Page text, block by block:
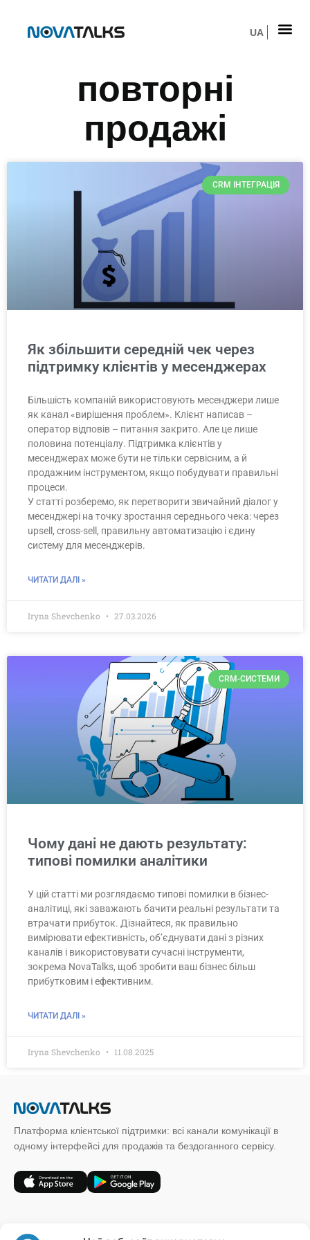
UA
повторні
продажі
CRM ІНТЕГРАЦІЯ
Як збільшити середній чек через
підтримку клієнтів у месенджерах
Більшість компаній використовують месенджери лише
як канал «вирішення проблем». Клієнт написав –
оператор відповів – питання закрито. Але це лише
половина потенціалу. Підтримка клієнтів у
месенджерах може бути не тільки сервісним, а й
продажним інструментом, якщо побудувати правильні
процеси.
У статті розберемо, як перетворити звичайний діалог у
месенджері на точку зростання середнього чека: через
upsell, cross-sell, правильну автоматизацію і єдину
систему для месенджерів.
ЧИТАТИ ДАЛІ »
Iryna Shevchenko 27.03.2026
CRM-СИСТЕМИ
Чому дані не дають результату:
типові помилки аналітики
У цій статті ми розглядаємо типові помилки в бізнес-
аналітиці, які заважають бачити реальні результати та
втрачати прибуток. Дізнайтеся, як правильно
вимірювати ефективність, об’єднувати дані з різних
каналів і використовувати сучасні інструменти,
зокрема NovaTalks, щоб зробити ваш бізнес більш
прибутковим і ефективним.
ЧИТАТИ ДАЛІ »
Iryna Shevchenko 11.08.2025
Платформа клієнтської підтримки: всі канали комунікації в
одному інтерфейсі для продажів та бездоганного сервісу.